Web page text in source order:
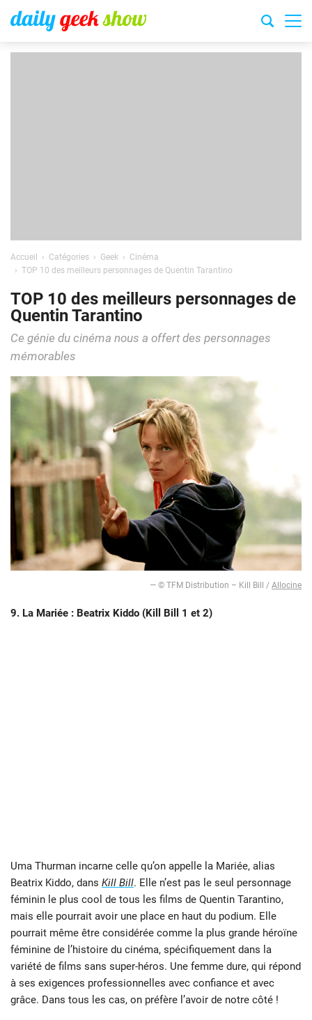
Accueil Catégories Geek
Cinéma
TOP 10 des meilleurs personnages de Quentin Tarantino
TOP 10 des meilleurs personnages de
Quentin Tarantino
Ce génie du cinéma nous a offert des personnages
mémorables
— © TFM Distribution – Kill Bill / Allocine
9. La Mariée : Beatrix Kiddo (Kill Bill 1 et 2)
Uma Thurman incarne celle qu’on appelle la Mariée, alias
Beatrix Kiddo, dans Kill Bill. Elle n’est pas le seul personnage
féminin le plus cool de tous les films de Quentin Tarantino,
mais elle pourrait avoir une place en haut du podium. Elle
pourrait même être considérée comme la plus grande héroïne
féminine de l’histoire du cinéma, spécifiquement dans la
variété de films sans super-héros. Une femme dure, qui répond
à ses exigences professionnelles avec confiance et avec
grâce. Dans tous les cas, on préfère l’avoir de notre côté !